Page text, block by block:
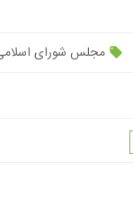
مجلس شورای